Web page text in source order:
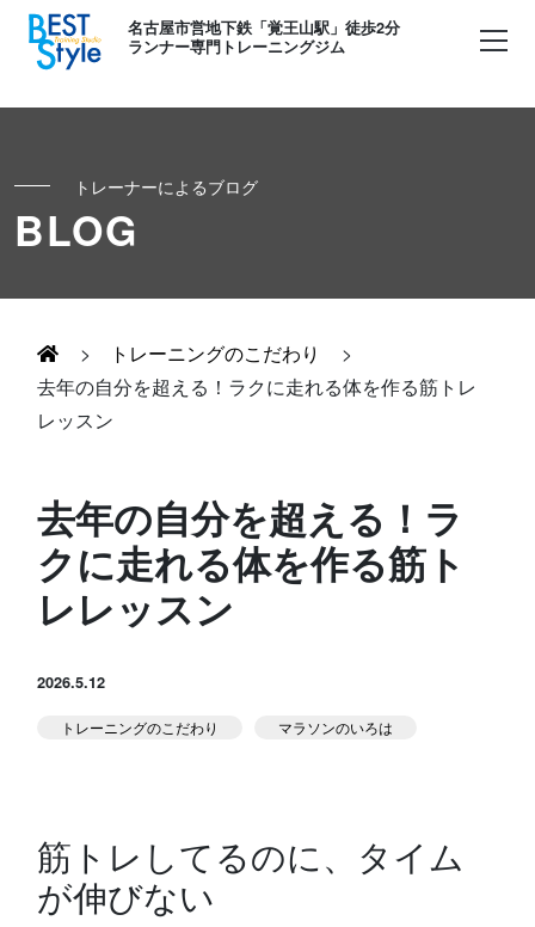
名古屋市営地下鉄「覚王山駅」徒歩2分
ランナー専門トレーニングジム
初めての方へ
お客様の声
足育
Runner's パーソナル
Runner's コーチング
Runner's ピラティス
キッズ・かけっこ
ボディメイク
お知らせ
堀江のブログ スタジオ公式
アクセス
トレーナーによるブログ
BLOG
> トレーニングのこだわり
>
去年の自分を超える！ラクに走れる体を作る筋トレ
レッスン
去年の自分を超える！ラ
クに走れる体を作る筋ト
レレッスン
2026.5.12
トレーニングのこだわり マラソンのいろは
筋トレしてるのに、タイム
が伸びない